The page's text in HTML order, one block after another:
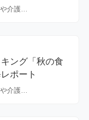
介護…
ング「秋の食
ポート
介護…